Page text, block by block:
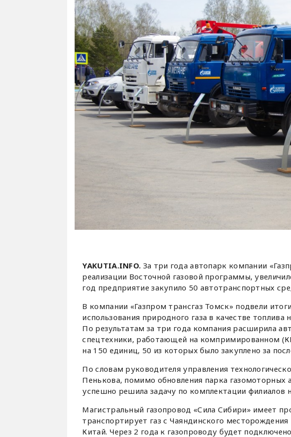
YAKUTIA.INFO. За три года автопарк компании
реализации Восточной газовой программы,
год предприятие закупило 50 автотранспортных
В компании «Газпром трансгаз Томск» подвели
использования природного газа в качестве
По результатам за три года компания расширила
спецтехники, работающей на компримированном
на 150 единиц, 50 из которых было закуплено за
По словам руководителя управления
Пенькова, помимо обновления парка газомоторных
успешно решила задачу по комплектации филиалов
Магистральный газопровод «Сила Сибири» имеет
транспортирует газ с Чаяндинского
Китай. Через 2 года к газопроводу будет